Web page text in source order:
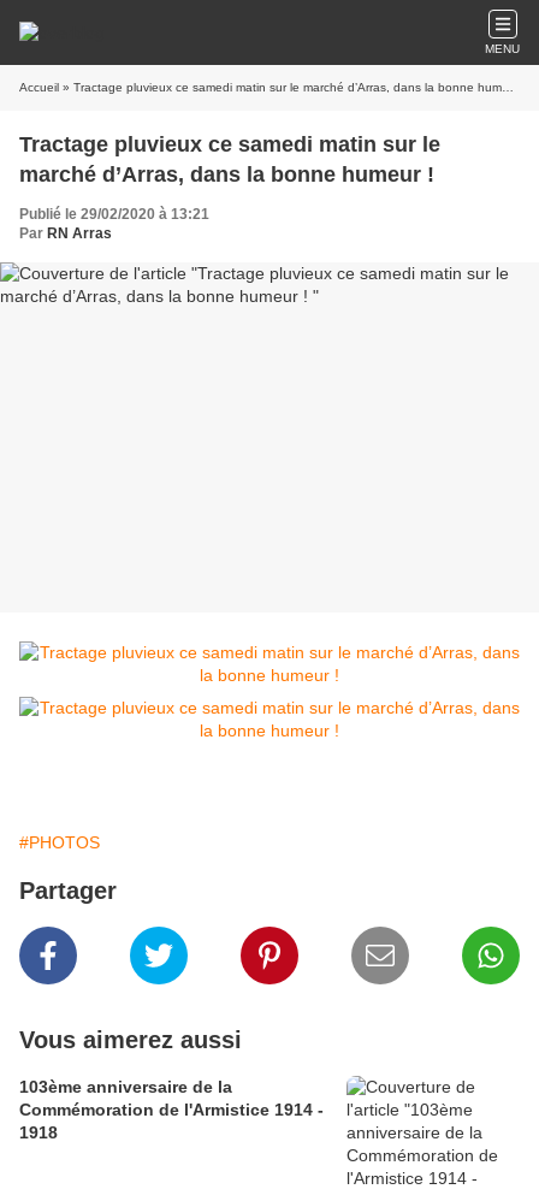
MENU
Accueil » Tractage pluvieux ce samedi matin sur le marché d’Arras, dans la bonne humeur !
Tractage pluvieux ce samedi matin sur le
marché d’Arras, dans la bonne humeur !
Publié le 29/02/2020 à 13:21
Par RN Arras
#PHOTOS
Partager
Vous aimerez aussi
103ème anniversaire de la
Commémoration de l'Armistice 1914 -
1918